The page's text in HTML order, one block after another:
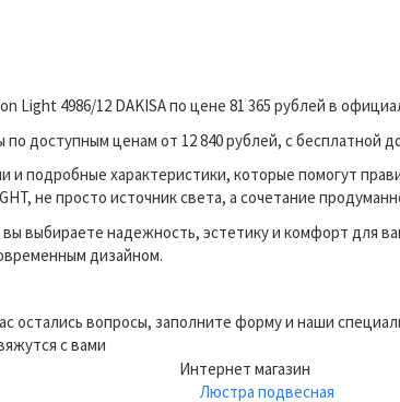
Light 4986/12 DAKISA по цене 81 365 рублей в
доступным ценам от 12 840 рублей, с бесплатной
подробные характеристики, которые помогут
не просто источник света, а сочетание
выбираете надежность, эстетику и комфорт для
дизайном.
остались вопросы, заполните форму и наши
с вами
Интернет магазин
Люстра подвесная